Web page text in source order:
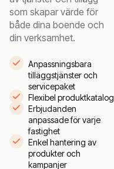
som skapar värde för
både dina boende och
din verksamhet.
Anpassningsbara
tilläggstjänster och
servicepaket
Flexibel produktkatalog
Erbjudanden
anpassade för varje
fastighet
Enkel hantering av
produkter och
kampanjer